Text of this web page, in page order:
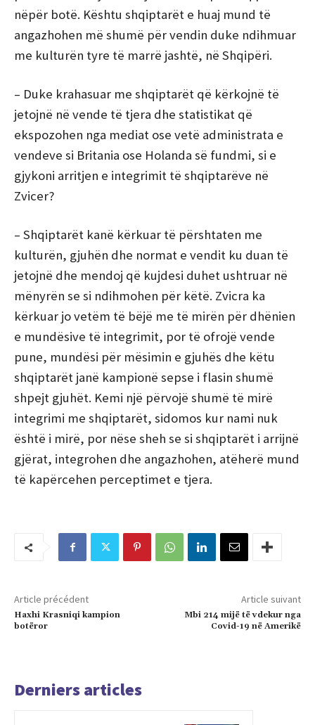
nëpër botë. Kështu shqiptarët e huaj mund të
angazhohen më shumë për vendin duke ndihmuar
me kulturën tyre të marrë jashtë, në Shqipëri.
– Duke krahasuar me shqiptarët që kërkojnë të
jetojnë në vende të tjera dhe statistikat që
ekspozohen nga mediat ose vetë administrata e
vendeve si Britania ose Holanda së fundmi, si e
gjykoni arritjen e integrimit të shqiptarëve në
Zvicer?
– Shqiptarët kanë kërkuar të përshtaten me
kulturën, gjuhën dhe normat e vendit ku duan të
jetojnë dhe mendoj që kujdesi duhet ushtruar në
mënyrën se si ndihmohen për këtë. Zvicra ka
kërkuar jo vetëm të bëjë me të mirën për dhënien
e mundësive të integrimit, por të ofrojë vende
pune, mundësi për mësimin e gjuhës dhe këtu
shqiptarët janë kampionë sepse i flasin shumë
shpejt gjuhët. Kemi një përvojë shumë të mirë
integrimi me shqiptarët, sidomos kur nami nuk
është i mirë, por nëse sheh se si shqiptarët i arrijnë
gjërat, integrohen dhe angazhohen, atëherë mund
të kapërcehen perceptimet e tjera.
Article précédent
Haxhi Krasniqi kampion
botëror
Article suivant
Mbi 214 mijë të vdekur nga
Covid-19 në Amerikë
Derniers articles